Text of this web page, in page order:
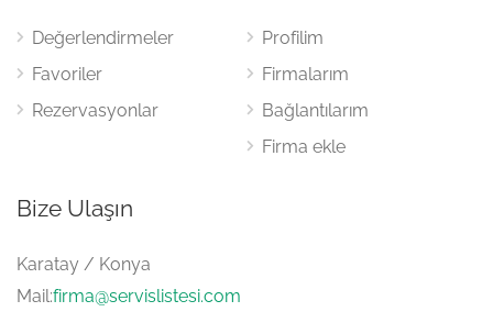
Değerlendirmeler
Favoriler
Rezervasyonlar
Profilim
Firmalarım
Bağlantılarım
Firma ekle
Bize Ulaşın
Karatay / Konya
Mail:firma@servislistesi.com